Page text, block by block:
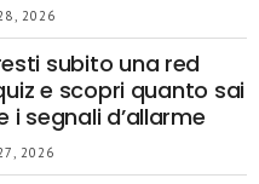
2026
subito una red
e scopri quanto sai
i segnali d’allarme
2026